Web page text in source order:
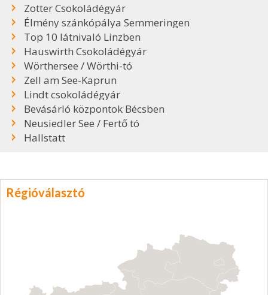
Zotter Csokoládégyár
Élmény szánkópálya Semmeringen
Top 10 látnivaló Linzben
Hauswirth Csokoládégyár
Wörthersee / Wörthi-tó
Zell am See-Kaprun
Lindt csokoládégyár
Bevásárló központok Bécsben
Neusiedler See / Fertő tó
Hallstatt
Régióválasztó